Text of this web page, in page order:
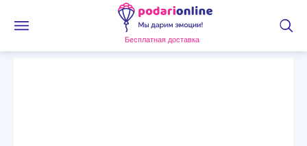
Бесплатная доставка